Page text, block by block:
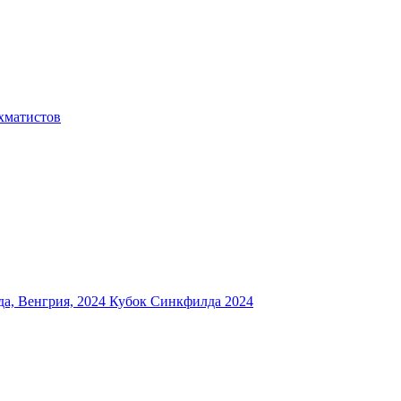
Венгрия, 2024 Кубок Синкфилда 2024